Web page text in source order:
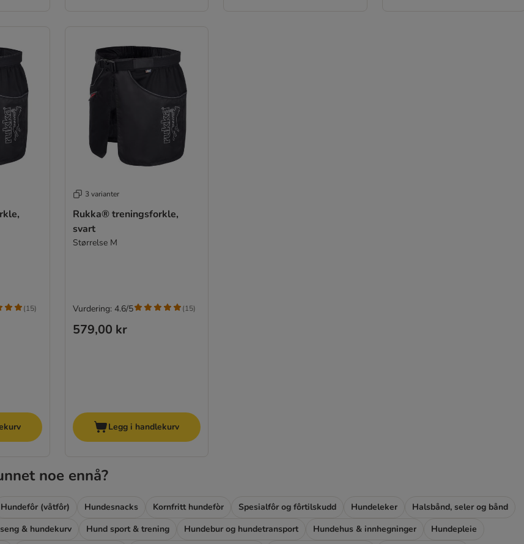
(15)
3 varianter
Rukka® treningsforkle,
svart
Størrelse M
579,00 kr
Vurdering: 4.6/5 (15)
Legg i handlekurv
noe ennå?
Hundefôr (våtfôr) Hundesnacks Kornfritt hundefòr Spesialfôr og fôrtilskudd Hundeleker
Halsbånd, seler og bånd
& hundekurv Hund sport & trening Hundebur og hundetransport Hundehus & innhegninger Hundepleie